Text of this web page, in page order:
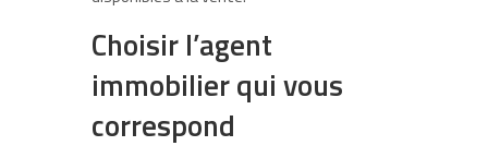
Choisir l’agent
immobilier qui vous
correspond